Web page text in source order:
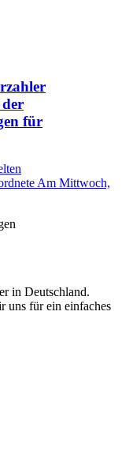
für
Am Mittwoch,
in Deutschland.
uns für ein einfaches